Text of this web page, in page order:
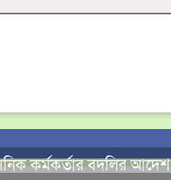
কর্মকর্তার বদলির আদেশ